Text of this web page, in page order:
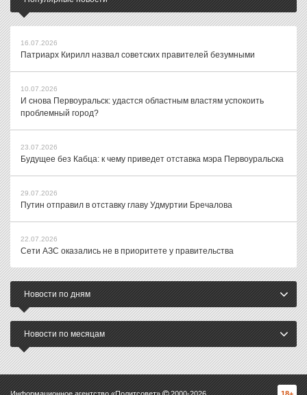
16.07.2026
Патриарх Кирилл назвал советских правителей безумными
10.07.2026
И снова Первоуральск: удастся областным властям успокоить
проблемный город?
23.07.2026
Будущее без Кабца: к чему приведет отставка мэра Первоуральска
29.07.2026
Путин отправил в отставку главу Удмуртии Бречалова
22.07.2026
Сети АЗС оказались не в приоритете у правительства
Новости по дням
Новости по месяцам